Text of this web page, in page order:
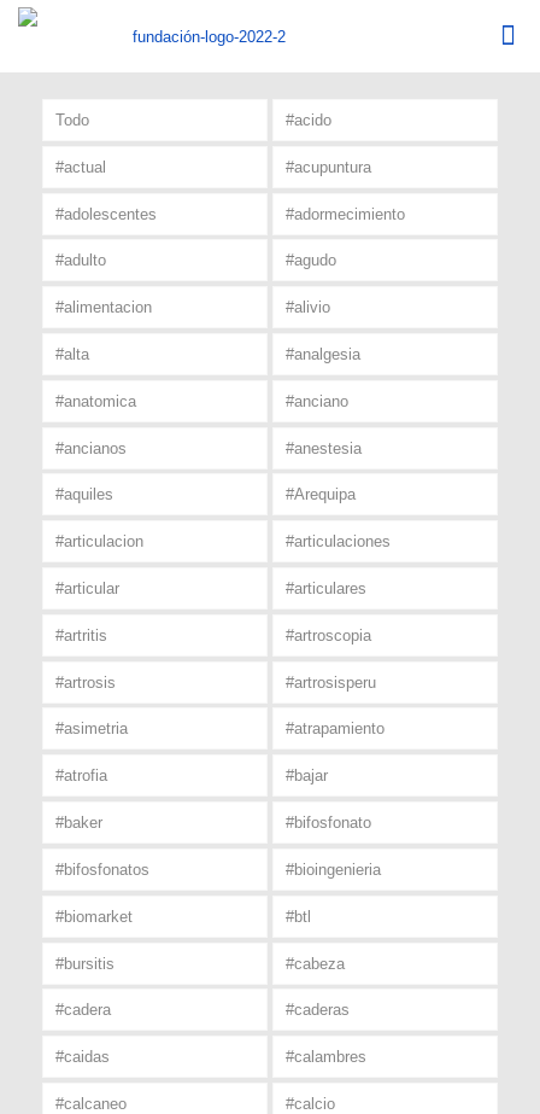
Todo #acido
#actual #acupuntura
#adolescentes #adormecimiento
#adulto #agudo
#alimentacion #alivio
#alta #analgesia
#anatomica #anciano
#ancianos #anestesia
#aquiles #Arequipa
#articulacion #articulaciones
#articular #articulares
#artritis #artroscopia
#artrosis #artrosisperu
#asimetria #atrapamiento
#atrofia #bajar
#baker #bifosfonato
#bifosfonatos #bioingenieria
#biomarket #btl
#bursitis #cabeza
#cadera #caderas
#caidas #calambres
#calcaneo #calcio